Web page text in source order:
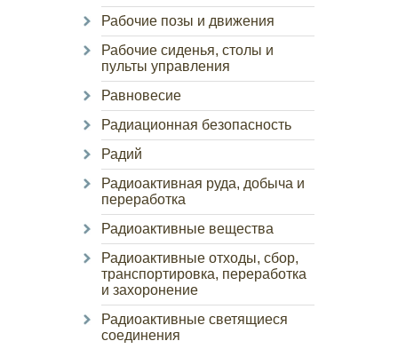
Рабочие позы и движения
Рабочие сиденья, столы и
пульты управления
Равновесие
Радиационная безопасность
Радий
Радиоактивная руда, добыча и
переработка
Радиоактивные вещества
Радиоактивные отходы, сбор,
транспортировка, переработка
и захоронение
Радиоактивные светящиеся
соединения